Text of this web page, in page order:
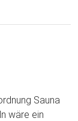
Sauna
wäre ein